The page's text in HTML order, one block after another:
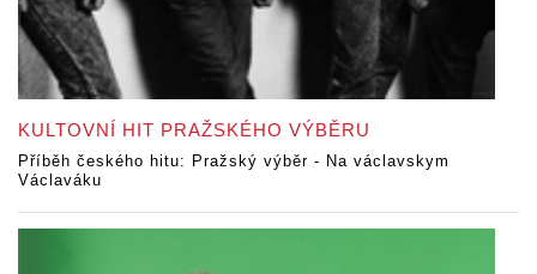
KULTOVNÍ HIT PRAŽSKÉHO VÝBĚRU
Příběh českého hitu: Pražský výběr - Na václavskym
Václaváku